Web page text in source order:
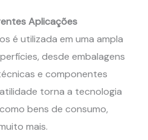
Aplicações
é utilizada em uma ampla
desde embalagens
e componentes
torna a tecnologia
bens de consumo,
mais.